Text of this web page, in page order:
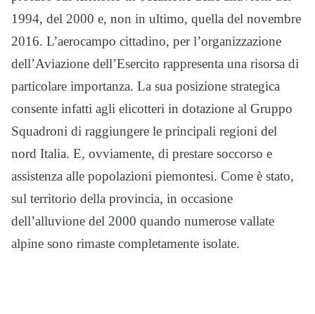
1994, del 2000 e, non in ultimo, quella del novembre
2016. L’aerocampo cittadino, per l’organizzazione
dell’Aviazione dell’Esercito rappresenta una risorsa di
particolare importanza. La sua posizione strategica
consente infatti agli elicotteri in dotazione al Gruppo
Squadroni di raggiungere le principali regioni del
nord Italia. E, ovviamente, di prestare soccorso e
assistenza alle popolazioni piemontesi. Come è stato,
sul territorio della provincia, in occasione
dell’alluvione del 2000 quando numerose vallate
alpine sono rimaste completamente isolate.